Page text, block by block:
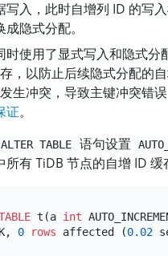
写入，此时自增列 ID 的写
隐式分配。
时使用了显式写入和隐式分
，以防止后续隐式分配的
生冲突，导致主键冲突错
证。
ALTER TABLE 语句设置
所有 TiDB 节点的自增 ID 缓
t(a int
0 rows affected (0.02